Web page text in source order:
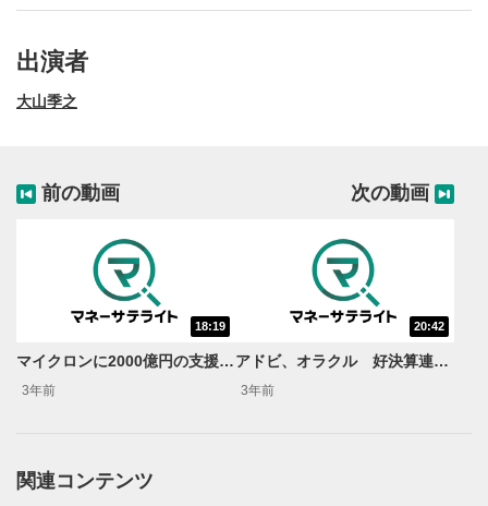
動画再生エリアにマウスを乗せると表示されます。
出演者
大山季之
前の動画
18:19
マイクロンに2000億円の支援！半導体誘致の意図は？＜米国市場の気になるニュースをお届け！米国株週刊アップデート＞
3年前
次の動画
20:42
アドビ、オラクル 好決算連発！アップルの「買い」評価は最低水準へ？ ＜米国市場の気になるニュースをお届け！米国株週刊アップデート＞
3年前
関連コンテンツ